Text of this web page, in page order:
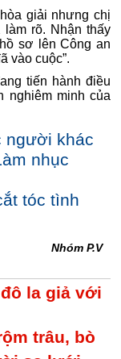
giải nhưng chị
rõ. Nhận thấy
sơ lên Công an
vào cuộc”.
tiến hành điều
nghiêm minh của
người khác
nhục
tóc tình
Nhóm P.V
la giả với
trâu, bò